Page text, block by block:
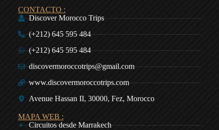
CONTACTO :
Discover Morocco Trips
(+212) 645 595 484
(+212) 645 595 484
discovermoroccotrips@gmail.com
www.discovermoroccotrips.com
Avenue Hassan II, 30000, Fez, Morocco
MAPA WEB :
Circuitos desde Marrakech